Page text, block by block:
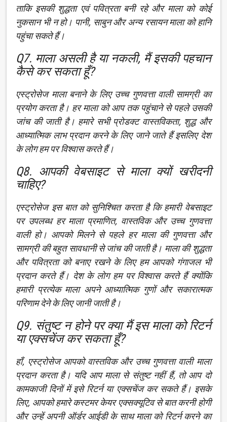
ताकि इसकी शुद्धता एवं पवित्रता बनी रहे और माला को कोई
नुकसान भी न हो। पानी, साबुन और अन्य रसायन माला को हानि
पहुंचा सकते हैं।
Q7. माला असली है या नकली, मैं इसकी पहचान
कैसे कर सकता हूँ?
एस्ट्रोसेज माला बनाने के लिए उच्च गुणवत्ता वाली सामग्री का
प्रयोग करता है। हर माला को आप तक पहुंचाने से पहले उसकी
जांच की जाती है। हमारे सभी प्रोडक्ट वास्तविकता, शुद्ध और
आध्यात्मिक लाभ प्रदान करने के लिए जाने जाते हैं इसलिए देश
के लोग हम पर विश्वास करते हैं।
Q8. आपकी वेबसाइट से माला क्यों खरीदनी
चाहिए?
एस्ट्रोसेज इस बात को सुनिश्चित करता है कि हमारी वेबसाइट
पर उपलब्ध हर माला प्रमाणित, वास्तविक और उच्च गुणवत्ता
वाली हो। आपको मिलने से पहले हर माला की गुणवत्ता और
सामग्री की बहुत सावधानी से जांच की जाती है। माला की शुद्धता
और पवित्रता को बनाए रखने के लिए हम आपको गंगाजल भी
प्रदान करते हैं। देश के लोग हम पर विश्वास करते हैं क्योंकि
हमारी प्रत्येक माला अपने आध्यात्मिक गुणों और सकारात्मक
परिणाम देने के लिए जानी जाती है।
Q9. संतुष्ट न होने पर क्या मैं इस माला को रिटर्न
या एक्सचेंज कर सकता हूँ?
हाँ, एस्ट्रोसेज आपको वास्तविक और उच्च गुणवत्ता वाली माला
प्रदान करता है। यदि आप माला से संतुष्ट नहीं हैं, तो आप दो
कामकाजी दिनों में इसे रिटर्न या एक्सचेंज कर सकते हैं। इसके
लिए, आपको हमारे कस्टमर केयर एक्सक्यूटिव से बात करनी होगी
और उन्हें अपनी ऑर्डर आईडी के साथ माला को रिटर्न करने का